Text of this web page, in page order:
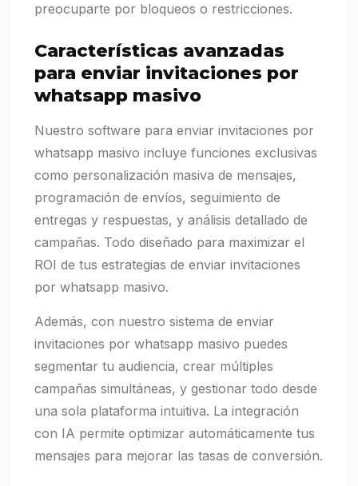
preocuparte por bloqueos o restricciones.
Características avanzadas
para enviar invitaciones por
whatsapp masivo
Nuestro software para enviar invitaciones por
whatsapp masivo incluye funciones exclusivas
como personalización masiva de mensajes,
programación de envíos, seguimiento de
entregas y respuestas, y análisis detallado de
campañas. Todo diseñado para maximizar el
ROI de tus estrategias de enviar invitaciones
por whatsapp masivo.
Además, con nuestro sistema de enviar
invitaciones por whatsapp masivo puedes
segmentar tu audiencia, crear múltiples
campañas simultáneas, y gestionar todo desde
una sola plataforma intuitiva. La integración
con IA permite optimizar automáticamente tus
mensajes para mejorar las tasas de conversión.